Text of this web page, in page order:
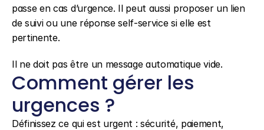
passe en cas d’urgence. Il peut aussi proposer un lien
de suivi ou une réponse self-service si elle est
pertinente.
Il ne doit pas être un message automatique vide.
Comment gérer les
urgences ?
Définissez ce qui est urgent : sécurité, paiement,